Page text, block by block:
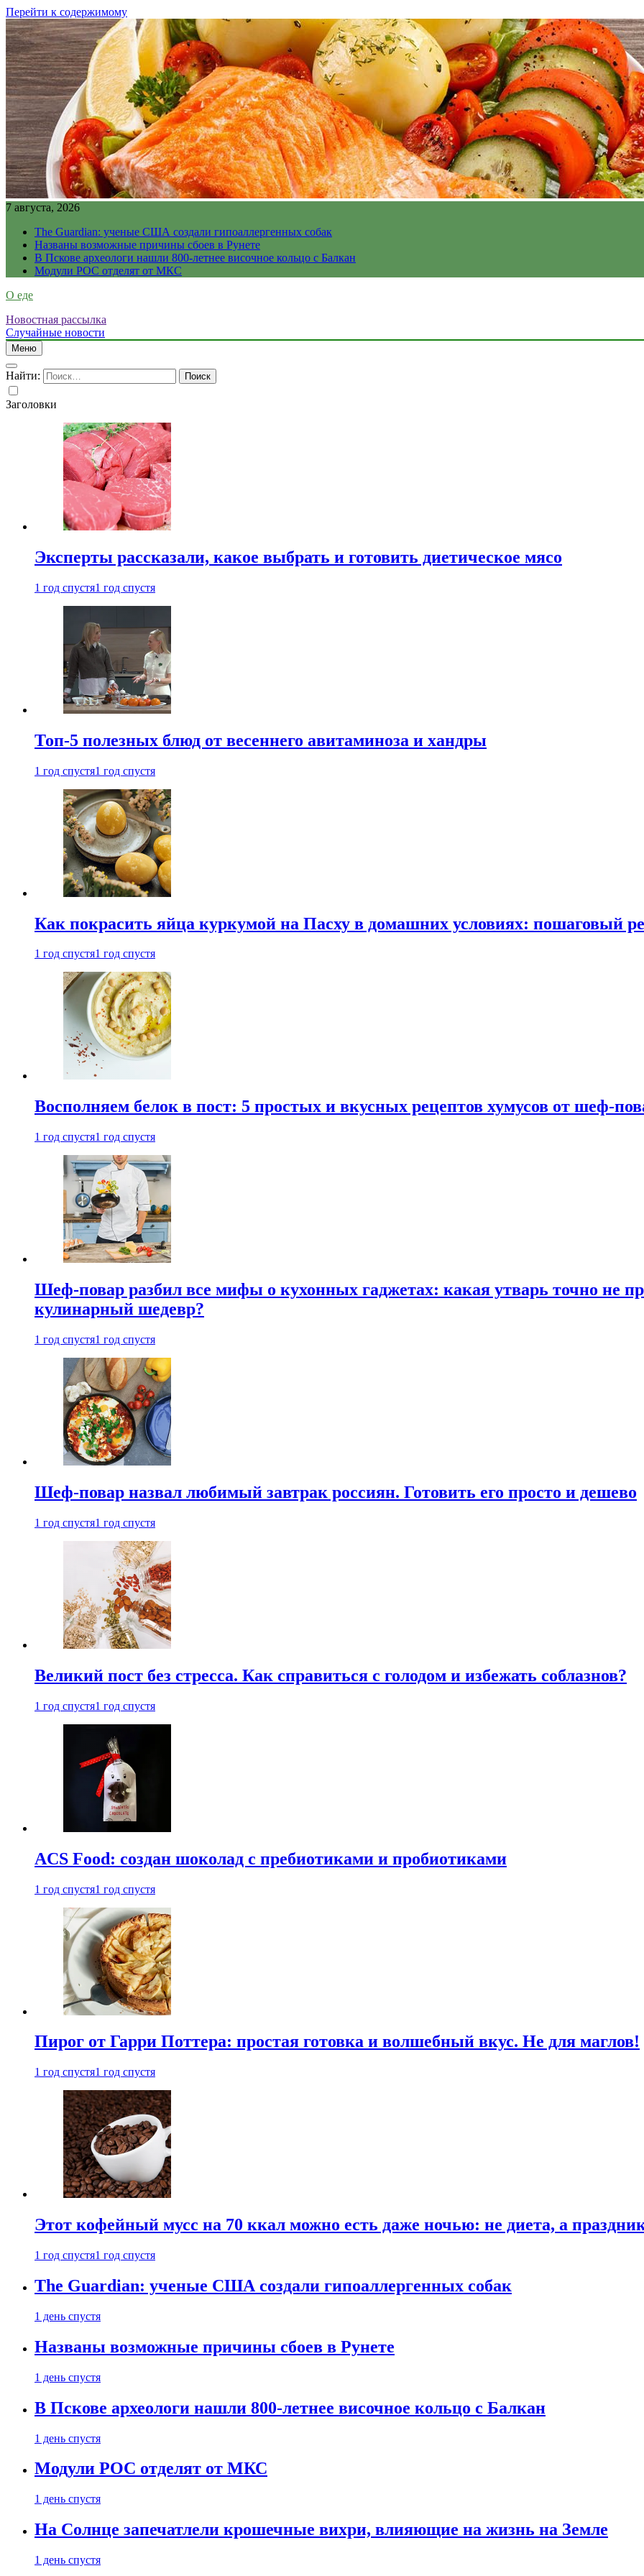
Перейти к содержимому
7 августа, 2026
The Guardian: ученые США создали гипоаллергенных собак
Названы возможные причины сбоев в Рунете
В Пскове археологи нашли 800-летнее височное кольцо с Балкан
Модули РОС отделят от МКС
О еде
Новостная рассылка
Случайные новости
Меню
Найти:
Заголовки
Эксперты рассказали, какое выбрать и готовить диетическое мясо
1 год спустя1 год спустя
Топ-5 полезных блюд от весеннего авитаминоза и хандры
1 год спустя1 год спустя
Как покрасить яйца куркумой на Пасху в домашних условиях: пошаговый
1 год спустя1 год спустя
Восполняем белок в пост: 5 простых и вкусных рецептов хумусов от шеф-
1 год спустя1 год спустя
Шеф-повар разбил все мифы о кухонных гаджетах: какая утварь точно не
кулинарный шедевр?
1 год спустя1 год спустя
Шеф-повар назвал любимый завтрак россиян. Готовить его просто и дешево
1 год спустя1 год спустя
Великий пост без стресса. Как справиться с голодом и избежать соблазнов?
1 год спустя1 год спустя
ACS Food: создан шоколад с пребиотиками и пробиотиками
1 год спустя1 год спустя
Пирог от Гарри Поттера: простая готовка и волшебный вкус. Не для маглов!
1 год спустя1 год спустя
Этот кофейный мусс на 70 ккал можно есть даже ночью: не диета, а
1 год спустя1 год спустя
The Guardian: ученые США создали гипоаллергенных собак
1 день спустя
Названы возможные причины сбоев в Рунете
1 день спустя
В Пскове археологи нашли 800-летнее височное кольцо с Балкан
1 день спустя
Модули РОС отделят от МКС
1 день спустя
На Солнце запечатлели крошечные вихри, влияющие на жизнь на Земле
1 день спустя